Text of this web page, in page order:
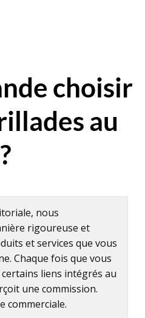
choisir
au
nous
rigoureuse et
et services que vous
Chaque fois que vous
liens intégrés au
une commission.
commerciale.